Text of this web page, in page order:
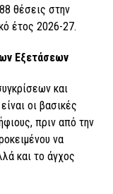
θέσεις στην
έτος 2026-27.
Εξετάσεων
και
οι βασικές
πριν από την
να
και το άγχος